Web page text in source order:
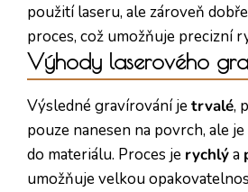
použití laseru, ale zároveň
proces, což umožňuje precizní
Výhody laserového
Výsledné gravírování jetrvalé,
pouze nanesen na povrch, ale
do materiálu. Proces je rychlýa
umožňuje velkou